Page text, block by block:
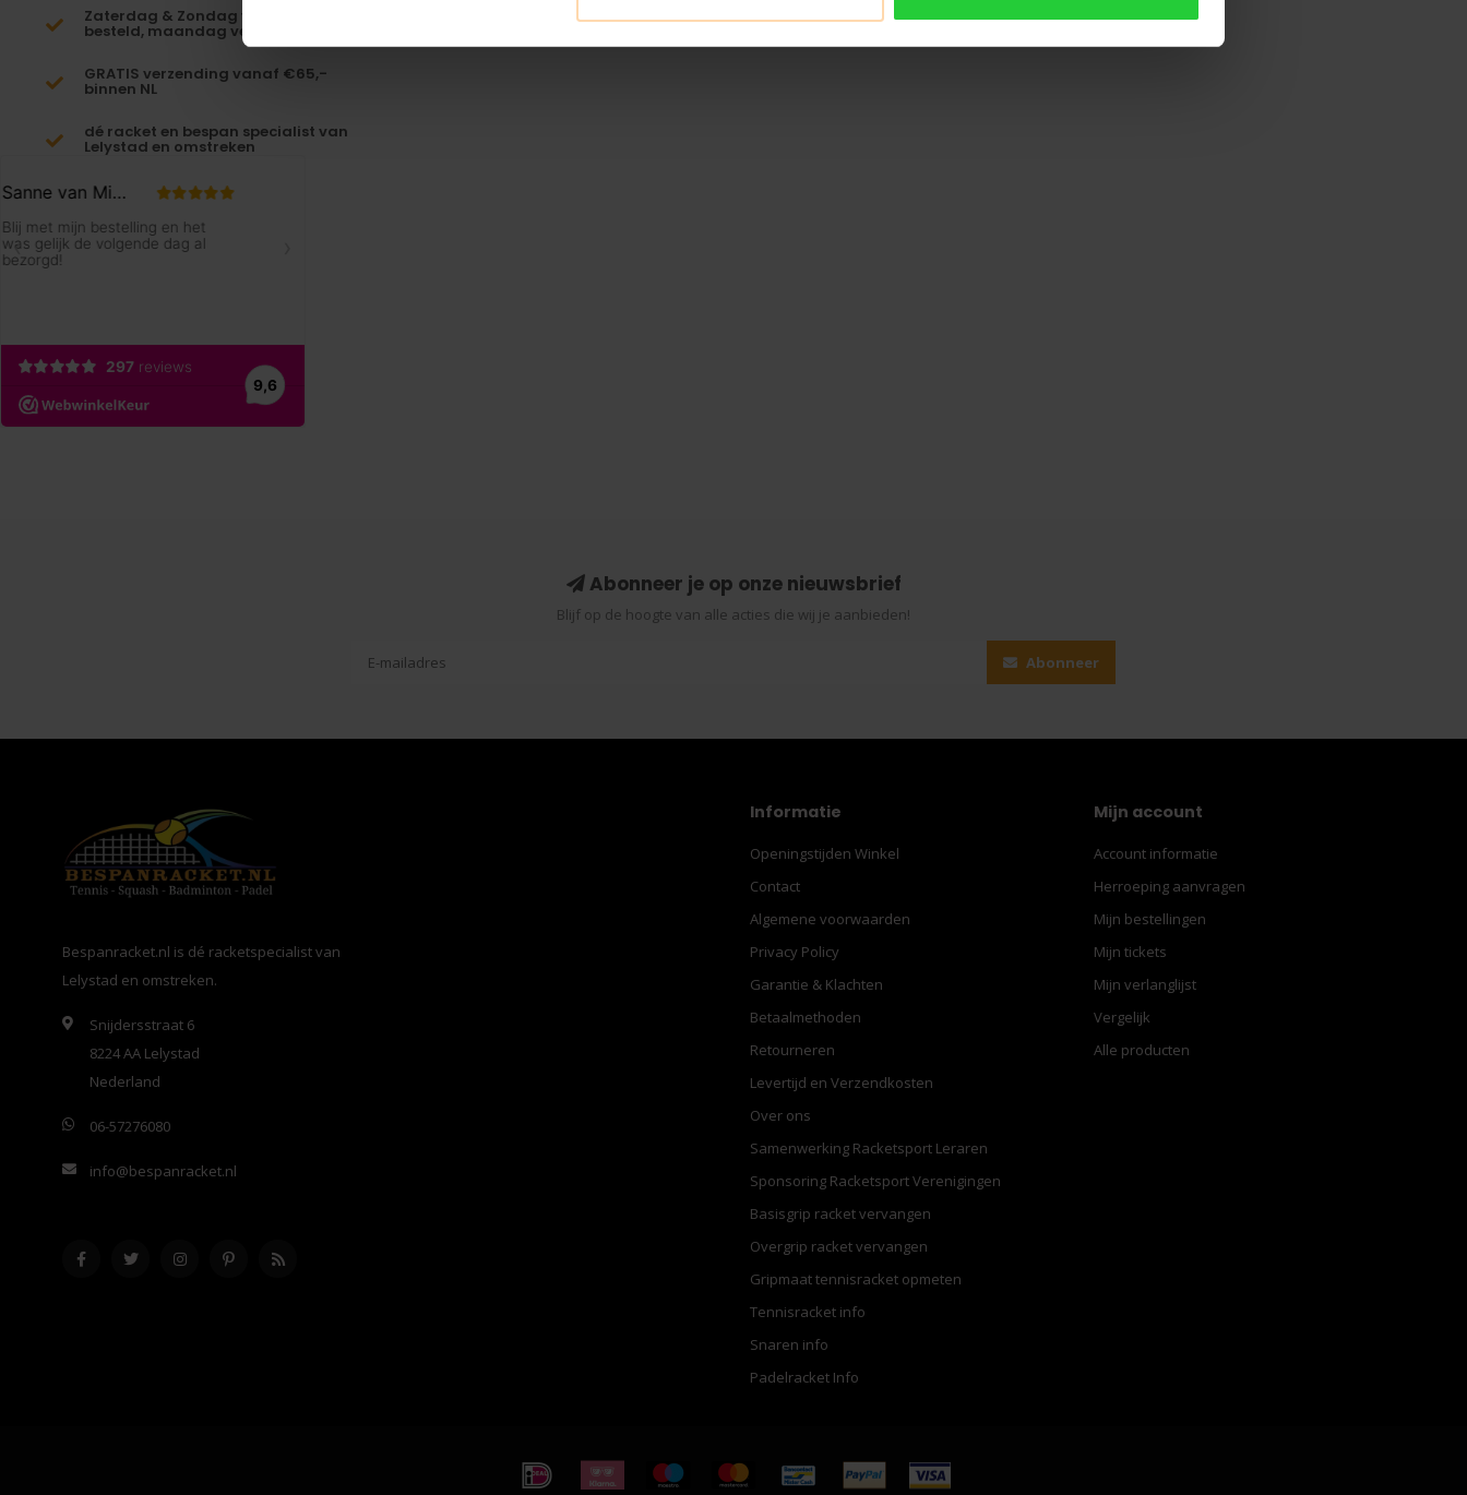
Zaterdag & Zondag voor 23:59
besteld, maandag verzonden!
GRATIS verzending vanaf €65,-
binnen NL
dé racket en bespan specialist van
Lelystad en omstreken
Abonneer je op onze nieuwsbrief
Blijf op de hoogte van alle acties die wij je aanbieden!
Abonneer
Bespanracket.nl is dé racketspecialist van
Lelystad en omstreken.
Snijdersstraat 6
8224 AA Lelystad
Nederland
06-57276080
info@bespanracket.nl
Informatie
Openingstijden Winkel
Contact
Algemene voorwaarden
Privacy Policy
Garantie & Klachten
Betaalmethoden
Retourneren
Levertijd en Verzendkosten
Over ons
Samenwerking Racketsport Leraren
Sponsoring Racketsport Verenigingen
Basisgrip racket vervangen
Overgrip racket vervangen
Gripmaat tennisracket opmeten
Tennisracket info
Snaren info
Padelracket Info
Mijn account
Account informatie
Herroeping aanvragen
Mijn bestellingen
Mijn tickets
Mijn verlanglijst
Vergelijk
Alle producten